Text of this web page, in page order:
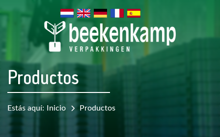
Productos
Estás aquí: Inicio Productos